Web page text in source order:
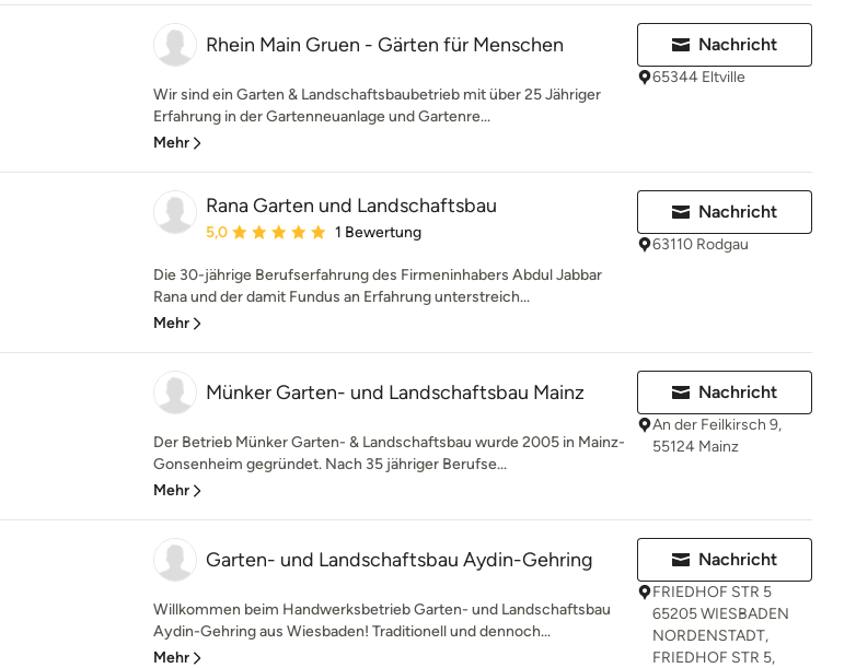
Rhein Main Gruen - Gärten für Menschen
Wir sind ein Garten & Landschaftsbaubetrieb mit über 25 Jähriger
Erfahrung in der Gartenneuanlage und Gartenre...
Mehr
Nachricht
65344 Eltville
Rana Garten und Landschaftsbau
Durchschnittliche Bewertung: 5 von 5 Sternen
5,0 1 Bewertung
Die 30-jährige Berufserfahrung des Firmeninhabers Abdul Jabbar
Rana und der damit Fundus an Erfahrung unterstreich...
Mehr
Nachricht
63110 Rodgau
Münker Garten- und Landschaftsbau Mainz
Der Betrieb Münker Garten- & Landschaftsbau wurde 2005 in Mainz-
Gonsenheim gegründet. Nach 35 jähriger Berufse...
Mehr
Nachricht
An der Feilkirsch 9,
55124 Mainz
Garten- und Landschaftsbau Aydin-Gehring
Willkommen beim Handwerksbetrieb Garten- und Landschaftsbau
Aydin-Gehring aus Wiesbaden! Traditionell und dennoch...
Mehr
Nachricht
FRIEDHOF STR 5
65205 WIESBADEN
NORDENSTADT,
FRIEDHOF STR 5,